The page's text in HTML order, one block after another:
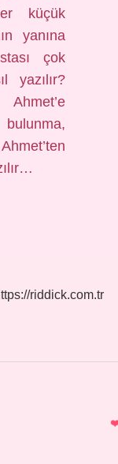
küçük
yanına
çok
yazılır?
riddick.com.tr